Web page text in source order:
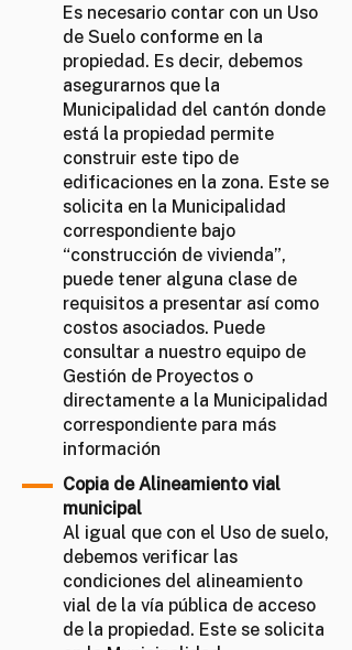
Es necesario contar con un Uso
de Suelo conforme en la
propiedad. Es decir, debemos
asegurarnos que la
Municipalidad del cantón donde
está la propiedad permite
construir este tipo de
edificaciones en la zona. Este se
solicita en la Municipalidad
correspondiente bajo
“construcción de vivienda”,
puede tener alguna clase de
requisitos a presentar así como
costos asociados. Puede
consultar a nuestro equipo de
Gestión de Proyectos o
directamente a la Municipalidad
correspondiente para más
información
Copia de Alineamiento vial
municipal
Al igual que con el Uso de suelo,
debemos verificar las
condiciones del alineamiento
vial de la vía pública de acceso
de la propiedad. Este se solicita